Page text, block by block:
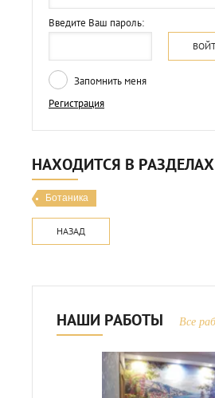
Введите Ваш пароль:
Запомнить меня
Регистрация
НАХОДИТСЯ В РАЗДЕЛАХ
Ботаника
НАЗАД
НАШИ РАБОТЫ Все